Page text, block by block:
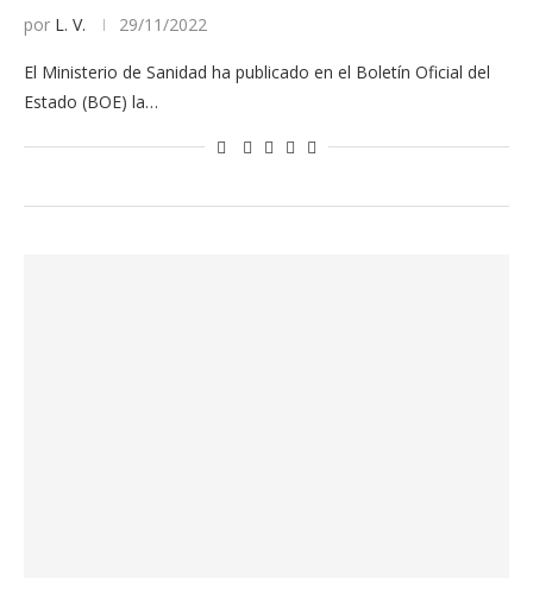
por L. V. 29/11/2022
El Ministerio de Sanidad ha publicado en el Boletín Oficial del
Estado (BOE) la…